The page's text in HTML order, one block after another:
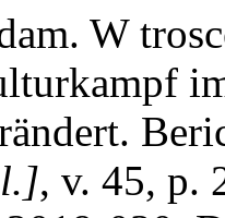
W
, v. 45, p.